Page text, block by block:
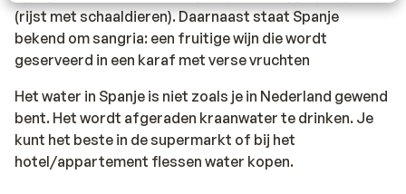
(rijst met schaaldieren). Daarnaast staat Spanje
bekend om sangria: een fruitige wijn die wordt
geserveerd in een karaf met verse vruchten
Het water in Spanje is niet zoals je in Nederland gewend
bent. Het wordt afgeraden kraanwater te drinken. Je
kunt het beste in de supermarkt of bij het
hotel/appartement flessen water kopen.